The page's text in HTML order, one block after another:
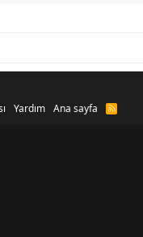
Yardım Ana sayfa
R